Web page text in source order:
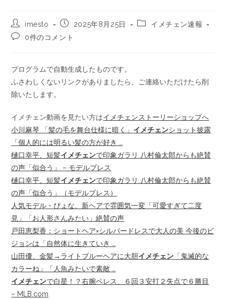
imesto 2025年8月25日
イメチェン速報
0件のコメント
プログラムで自動生成したものです。
ふさわしくないリンクがありましたら、ご連絡いただけたら削
除いたします。
イメチェン動画を見たい方はイメチェンストーリーショップへ
小川麻琴 「髪の毛を舞台仕様に暗く」 イメチェンショット披露
「個人的には明るい髪の方が好き …
樋口幸平、短髪イメチェンで印象ガラリ 八村倫太郎からも絶賛
の声「似合う」 – モデルプレス
樋口幸平、短髪イメチェンで印象ガラリ 八村倫太郎からも絶賛
の声「似合う」（モデルプレス）
人気モデル・ぴょな、新ヘアで雰囲気一変「可愛すぎて二度
見」「お人形さんみたい」絶賛の声
戸田恵梨香：ショートヘア×シルバードレスで大人の美 今後のビ
ジョンは「自然体に生きていき …
山田優、金髪→ライトブルーヘアに大胆イメチェン 「鬼滅的な
カラーね」「人魚みたいで素敵 …
イメチェンで白星！？右腕ペレス、６回３安打２失点で６勝目
– MLB.com